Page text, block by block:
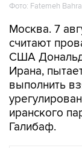
Фото: Fatemeh
Москва. 7
считают
США
Ирана,
выполнить
иранского
Галибаф.